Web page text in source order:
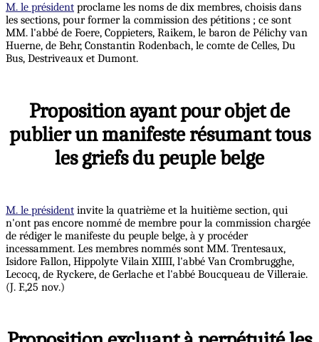
M. le président proclame les noms de dix membres, choisis dans
les sections, pour former la commission des pétitions ; ce sont
MM. l'abbé de Foere, Coppieters, Raikem, le baron de Pélichy van
Huerne, de Behr, Constantin Rodenbach, le comte de Celles, Du
Bus, Destriveaux et Dumont.
Proposition ayant pour objet de
publier un manifeste résumant tous
les griefs du peuple belge
M. le président invite la quatrième et la huitième section, qui
n'ont pas encore nommé de membre pour la commission chargée
de rédiger le manifeste du peuple belge, à y procéder
incessamment. Les membres nommés sont MM. Trentesaux,
Isidore Fallon, Hippolyte Vilain XIIII, l'abbé Van Crombrugghe,
Lecocq, de Ryckere, de Gerlache et l'abbé Boucqueau de Villeraie.
(J. F.,25 nov.)